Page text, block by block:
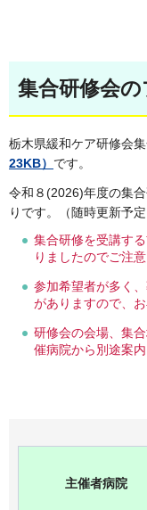
集合研修会
栃木県緩和ケア研修会
23KB） です。
令和８(2026)年度の集
りです。（随時更新予定
集合研修を受講す
りましたのでご注意
参加希望者が多く
がありますので、
研修会の会場、集
催病院から別途案内
主催者病院